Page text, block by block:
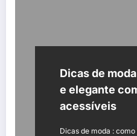
Dicas de
e elegante
acessíveis
Dicas de moda :